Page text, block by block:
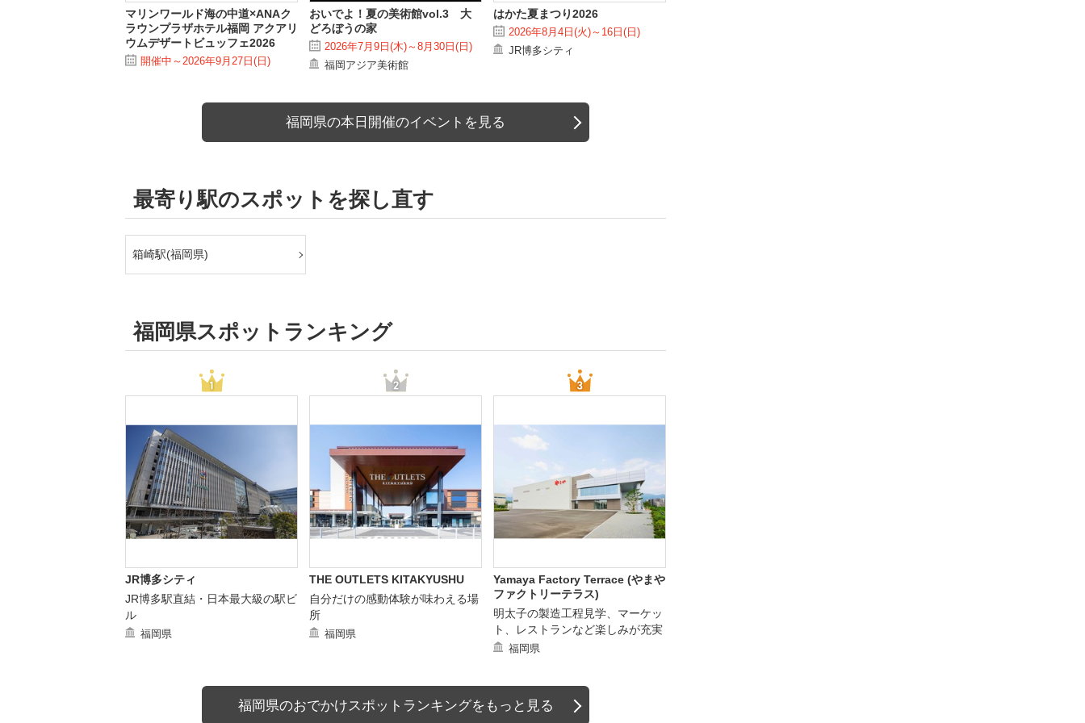
マリンワールド海の中道×ANAク
ラウンプラザホテル福岡 アクアリ
ウムデザートビュッフェ2026
開催中～2026年9月27日(日)
おいでよ！夏の美術館vol.3 大
どろぼうの家
2026年7月9日(木)～8月30日(日)
福岡アジア美術館
はかた夏まつり2026
2026年8月4日(火)～16日(日)
JR博多シティ
福岡県の本日開催のイベントを見る
最寄り駅のスポットを探し直す
箱崎駅(福岡県)
福岡県スポットランキング
JR博多シティ
JR博多駅直結・日本最大級の駅ビ
ル
福岡県
THE OUTLETS KITAKYUSHU
自分だけの感動体験が味わえる場
所
福岡県
Yamaya Factory Terrace (やまや
ファクトリーテラス)
明太子の製造工程見学、マーケッ
ト、レストランなど楽しみが充実
福岡県
福岡県のおでかけスポットランキングをもっと見る